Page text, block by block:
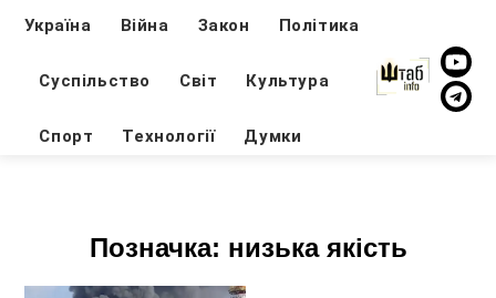
Україна Війна Закон Політика
Суспільство Світ Культура
Спорт Технології Думки
Позначка: низька якість